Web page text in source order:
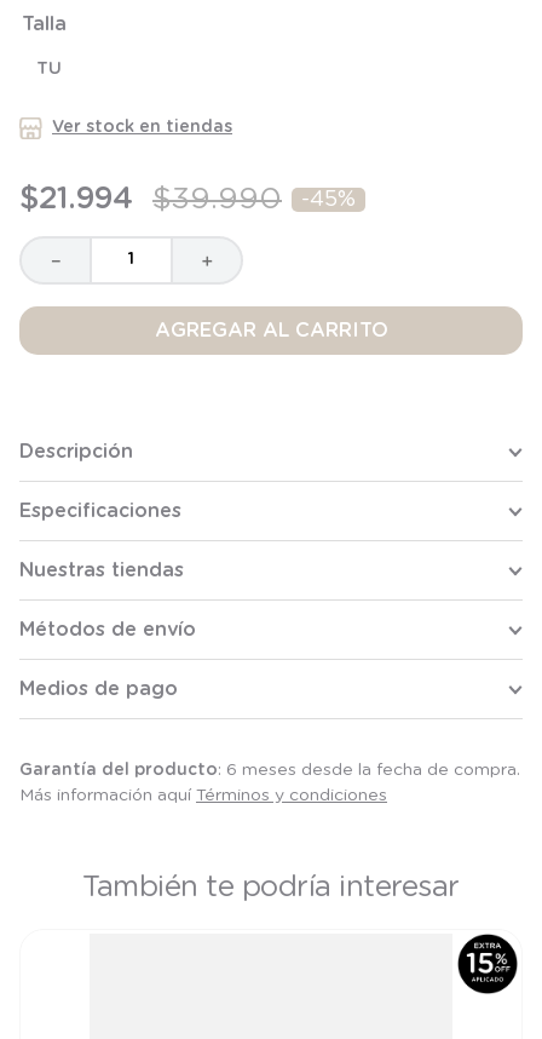
Talla
TU
Ver stock en tiendas
$21 .994 $39.990 -45%
＋
－
AGREGAR AL CARRITO
Descripción
Especificaciones
Nuestras tiendas
Métodos de envío
Medios de pago
Garantía del producto: 6 meses desde la fecha de compra.
Más información aquí Términos y condiciones
También te podría interesar
.
saco